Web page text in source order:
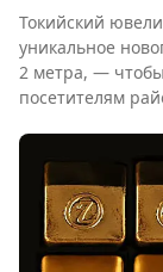
Токийский
уникальное
2 метра, —
посетителям